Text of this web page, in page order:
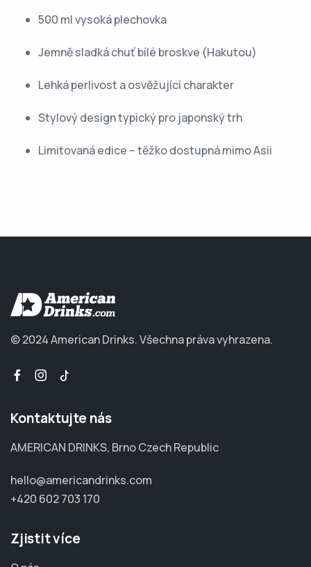
500 ml vysoká plechovka
Jemně sladká chuť bílé broskve (Hakutou)
Lehká perlivost a osvěžující charakter
Stylový design typický pro japonský trh
Limitovaná edice – těžko dostupná mimo Asii
© 2024 American Drinks.Všechna práva vyhrazena.
Kontaktujte nás
AMERICAN DRINKS, Brno Czech Republic
hello@americandrinks.com
+420 602 703 170
Zjistit více